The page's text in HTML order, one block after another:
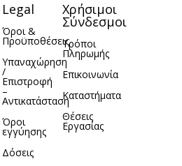
Legal
Όροι &
Προϋποθέσεις
Υπαναχώρηση
/
Επιστροφή
–
Αντικατάσταση
Όροι
εγγύησης
Δόσεις
Χρήσιμοι
Σύνδεσμοι
Τρόποι
Πληρωμής
Επικοινωνία
Καταστήματα
Θέσεις
Εργασίας